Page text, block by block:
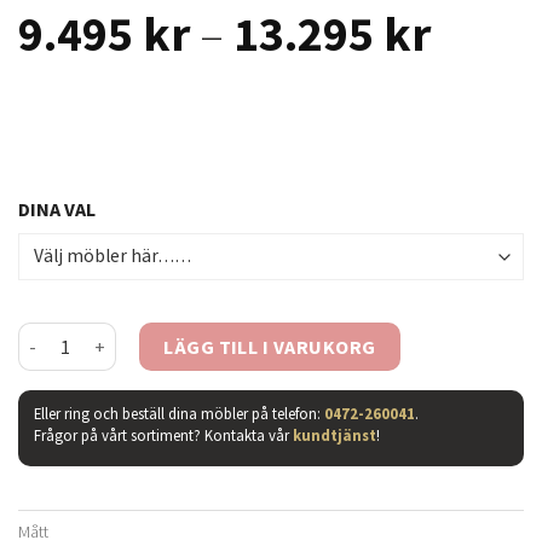
9.495 kr – 13.295 kr
DINA VAL
Florida pinnsoffa mängdLÄGG TILL I VARUKORG
Eller ring och beställ dina möbler på telefon: 0472-260041.
Frågor på vårt sortiment? Kontakta vårkundtjänst!
Mått